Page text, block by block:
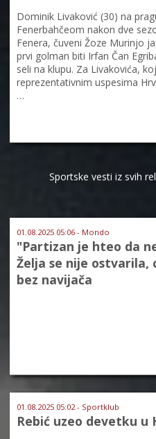
Dominik Livaković (30) na
Fenerbahčeom nakon dve
Fenera, čuveni Žoze Murinjo
prvi golman biti Irfan Čan
seli na klupu. Za Livakovića,
reprezentativnim uspesima
…
Sportske vesti iz svih
01.08.2025 05:06 - Mondo
"Partizan je hteo da
Želja se nije
bez navijača
01.08.2025 05:02 - Sportklub
Rebić uzeo devetku u